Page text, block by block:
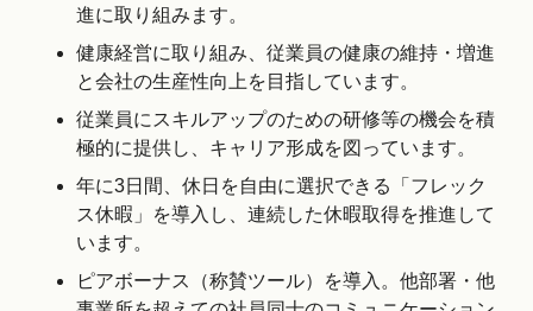
進に取り組みます。
健康経営に取り組み、従業員の健康の維持・増進
と会社の生産性向上を目指しています。
従業員にスキルアップのための研修等の機会を積
極的に提供し、キャリア形成を図っています。
年に3日間、休日を自由に選択できる「フレック
ス休暇」を導入し、連続した休暇取得を推進して
います。
ピアボーナス（称賛ツール）を導入。他部署・他